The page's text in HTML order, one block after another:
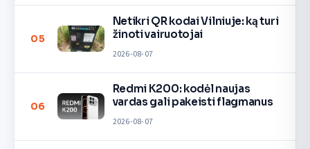
05
Netikri QR kodai Vilniuje: ką turi
žinoti vairuotojai
2026-08-07
06
Redmi K200: kodėl naujas
vardas gali pakeisti flagmanus
2026-08-07